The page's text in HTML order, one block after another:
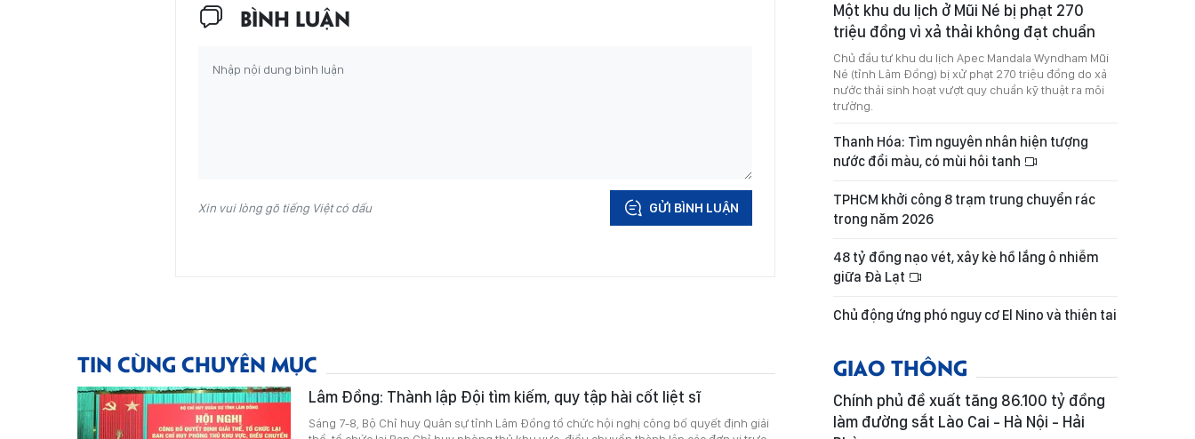
BÌNH LUẬN
Xin vui lòng gõ tiếng Việt có dấu GỬI BÌNH LUẬN
TIN CÙNG CHUYÊN MỤC
Lâm Đồng: Thành lập Đội tìm kiếm, quy tập hài cốt liệt sĩ
Sáng 7-8, Bộ Chỉ huy Quân sự tỉnh Lâm Đồng tổ chức hội nghị công bố quyết định giải
Một khu du lịch ở Mũi Né bị phạt 270
triệu đồng vì xả thải không đạt chuẩn
Chủ đầu tư khu du lịch Apec Mandala Wyndham Mũi
Né (tỉnh Lâm Đồng) bị xử phạt 270 triệu đồng do xả
nước thải sinh hoạt vượt quy chuẩn kỹ thuật ra môi
trường.
Thanh Hóa: Tìm nguyên nhân hiện tượng
nước đổi màu, có mùi hôi tanh
TPHCM khởi công 8 trạm trung chuyển rác
trong năm 2026
48 tỷ đồng nạo vét, xây kè hồ lắng ô nhiễm
giữa Đà Lạt
Chủ động ứng phó nguy cơ El Nino và thiên tai
GIAO THÔNG
Chính phủ đề xuất tăng 86.100 tỷ đồng
làm đường sắt Lào Cai - Hà Nội - Hải